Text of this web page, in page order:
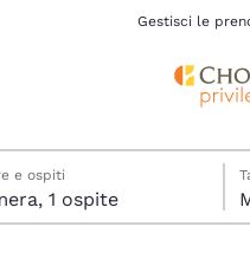
Gestisci le
e ospiti
1 camera, 1 ospite